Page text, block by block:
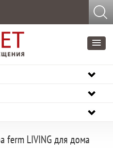
ferm LIVING для дома